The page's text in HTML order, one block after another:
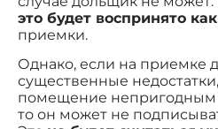
это будет воспринято
приемки.
Однако, если на приемке
существенные
помещение непригодным
то он может не